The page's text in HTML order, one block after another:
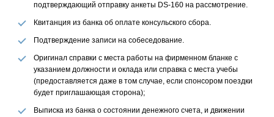
подтверждающий отправку анкеты DS-160 на рассмотрение.
Квитанция из банка об оплате консульского сбора.
Подтверждение записи на собеседование.
Оригинал справки с места работы на фирменном бланке с
указанием должности и оклада или справка с места учебы
(предоставляется даже в том случае, если спонсором поездки
будет приглашающая сторона);
Выписка из банка о состоянии денежного счета, и движении